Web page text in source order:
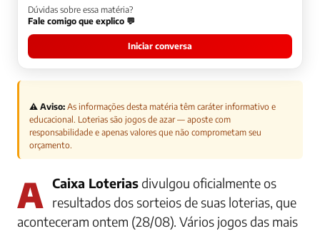
Dúvidas sobre essa matéria?
Fale comigo que explico 💬
Iniciar conversa
⚠️ Aviso: As informações desta matéria têm caráter informativo e
educacional. Loterias são jogos de azar — aposte com
responsabilidade e apenas valores que não comprometam seu
orçamento.
A Caixa Loteriasdivulgou oficialmente os
resultados dos sorteios de suas loterias, que
aconteceram ontem (28/08). Vários jogos das mais